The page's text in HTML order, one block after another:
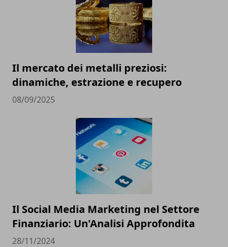
Il mercato dei metalli preziosi:
dinamiche, estrazione e recupero
08/09/2025
Il Social Media Marketing nel Settore
Finanziario: Un'Analisi Approfondita
28/11/2024